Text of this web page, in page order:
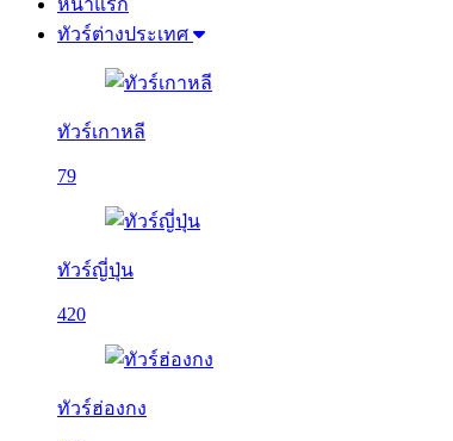
หน้าแรก
ทัวร์ต่างประเทศ
ทัวร์เกาหลี
79
ทัวร์ญี่ปุ่น
420
ทัวร์ฮ่องกง